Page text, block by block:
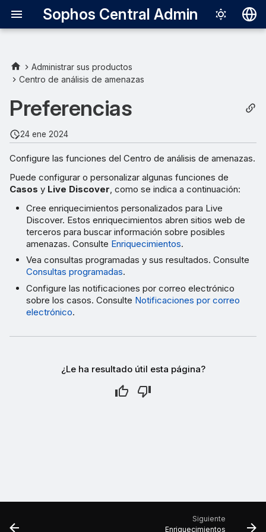
Sophos Central Admin
한국어
Português
中文（繁體）
Administrar sus productos
Centro de análisis de amenazas
Preferencias
24 ene 2024
Configure las funciones del Centro de análisis de amenazas.
Puede configurar o personalizar algunas funciones de
Casos y Live Discover , como se indica a continuación:
Cree enriquecimientos personalizados para Live
Discover. Estos enriquecimientos abren sitios web de
terceros para buscar información sobre posibles
amenazas. Consulte Enriquecimientos.
Vea consultas programadas y sus resultados. Consulte
Consultas programadas.
Configure las notificaciones por correo electrónico
sobre los casos. Consulte Notificaciones por correo
electrónico.
¿Le ha resultado útil esta página?
Siguiente
Enriquecimientos